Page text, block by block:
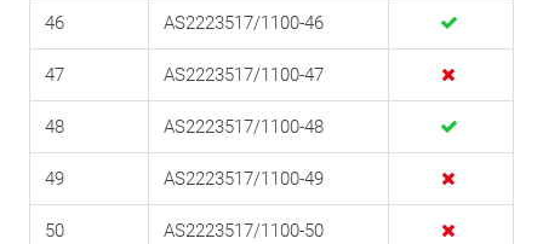
46 AS2223517/1100-46
47 AS2223517/1100-47
48 AS2223517/1100-48
49 AS2223517/1100-49
50 AS2223517/1100-50